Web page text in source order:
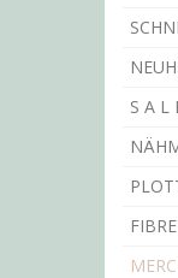
S A L